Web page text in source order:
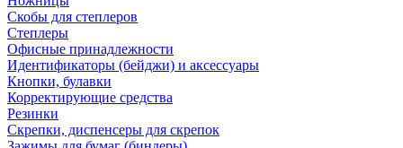
Скобы для степлеров
Степлеры
Офисные принадлежности
Идентификаторы (бейджи) и аксессуары
Кнопки, булавки
Корректирующие средства
Резинки
Скрепки, диспенсеры для скрепок